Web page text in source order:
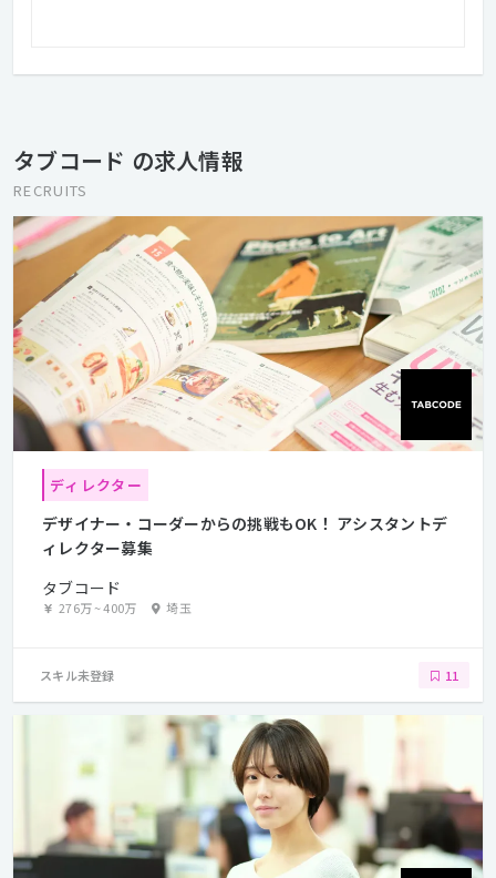
タブコード の求人情報
RECRUITS
ディレクター
デザイナー・コーダーからの挑戦もOK！ アシスタントデ
ィレクター募集
タブコード
276万~400万 埼玉
スキル未登録 11